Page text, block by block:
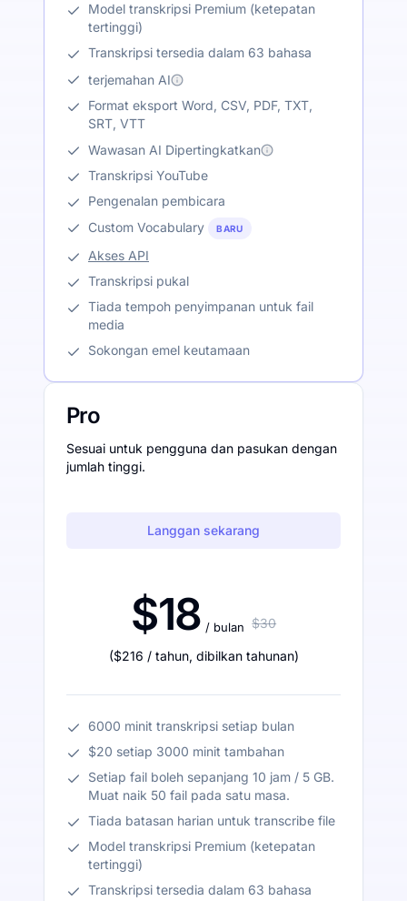
Model transkripsi Premium (ketepatan
tertinggi)
Transkripsi tersedia dalam 63 bahasa
terjemahan AI
Format eksport Word, CSV, PDF, TXT,
SRT, VTT
Wawasan AI Dipertingkatkan
Transkripsi YouTube
Pengenalan pembicara
Custom Vocabulary
BARU
Akses API
Transkripsi pukal
Tiada tempoh penyimpanan untuk fail
media
Sokongan emel keutamaan
Pro
Sesuai untuk pengguna dan pasukan dengan
jumlah tinggi.
Langgan sekarang
$18 / bulan $30
($216 / tahun, dibilkan tahunan)
6000 minit transkripsi setiap bulan
$20 setiap 3000 minit tambahan
Setiap fail boleh sepanjang 10 jam / 5 GB.
Muat naik 50 fail pada satu masa.
Tiada batasan harian untuk transcribe file
Model transkripsi Premium (ketepatan
tertinggi)
Transkripsi tersedia dalam 63 bahasa